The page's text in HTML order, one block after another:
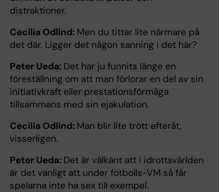
distraktioner.
Cecilia Odlind: Men du tittar lite närmare på
det där. Ligger det någon sanning i det här?
Peter Ueda: Det har ju funnits länge en
föreställning om att man förlorar en del av sin
initiativkraft eller prestationsförmåga
tillsammans med sin ejakulation.
Cecilia Odlind: Man blir lite trött efteråt,
visserligen.
Peter Ueda: Det är välkänt att i idrottsvärlden
är det vanligt att under fotbolls-VM så får
spelarna inte ha sex till exempel.